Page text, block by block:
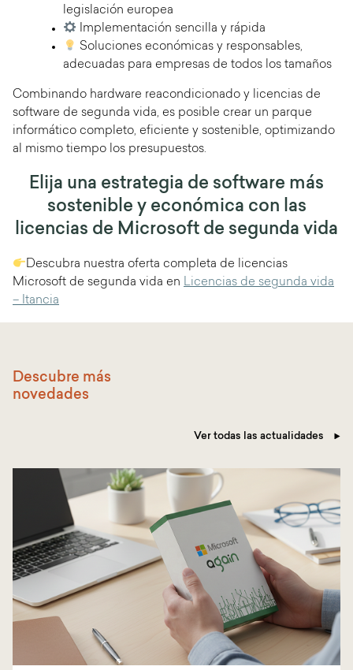
legislación europea
Implementación sencilla y rápida
Soluciones económicas y responsables,
adecuadas para empresas de todos los tamaños
Combinando hardware reacondicionado y licencias de
software de segunda vida, es posible crear un parque
informático completo, eficiente y sostenible, optimizando
al mismo tiempo los presupuestos.
Elija una estrategia de software más
sostenible y económica con las
licencias de Microsoft de segunda vida
Descubra nuestra oferta completa de licencias
Microsoft de segunda vida en Licencias de segunda vida
– Itancia
Descubre más
novedades
Ver todas las actualidades